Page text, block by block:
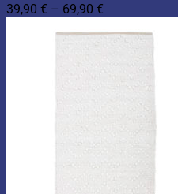
39,90 € – 69,90 €
-